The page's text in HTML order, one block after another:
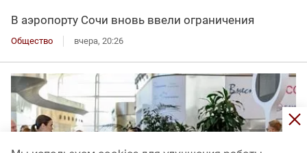
В аэропорту Сочи вновь ввели ограничения
Общество вчера, 20:26